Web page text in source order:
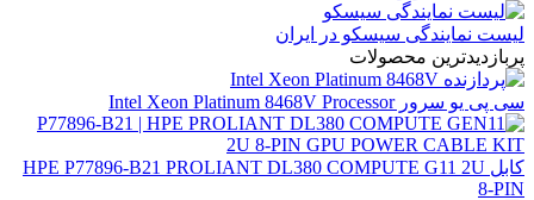
لیست نمایندگی سیسکو در ایران
پربازدیدترین محصولات
سی پی یو سرور Intel Xeon Platinum 8468V Processor
کابل HPE P77896-B21 PROLIANT DL380 COMPUTE G11 2U
8-PIN